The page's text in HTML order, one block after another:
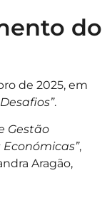
do
de 2025, em
.
Gestão
,
Aragão,